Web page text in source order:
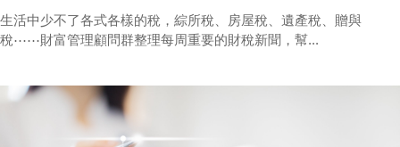
生活中少不了各式各樣的稅，綜所稅、房屋稅、遺產稅、贈與
稅⋯⋯財富管理顧問群整理每周重要的財稅新聞，幫...